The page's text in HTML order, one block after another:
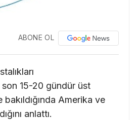
ABONE OL
15-20 gündür üst
Amerika ve
anlattı.